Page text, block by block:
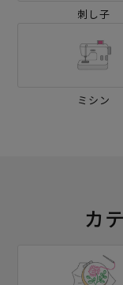
刺し子
ミシン
カ